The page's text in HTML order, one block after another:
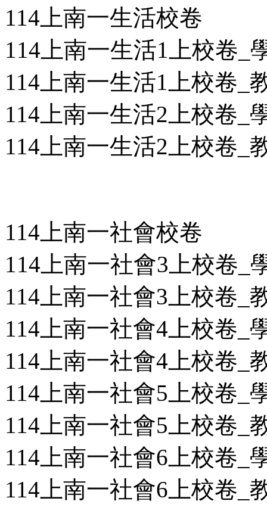
114上南一生活校卷
114上南一生活1上校卷_
114上南一生活1上校卷_
114上南一生活2上校卷_
114上南一生活2上校卷_
114上南一社會校卷
114上南一社會3上校卷_
114上南一社會3上校卷_
114上南一社會4上校卷_
114上南一社會4上校卷_
114上南一社會5上校卷_
114上南一社會5上校卷_
114上南一社會6上校卷_
114上南一社會6上校卷_